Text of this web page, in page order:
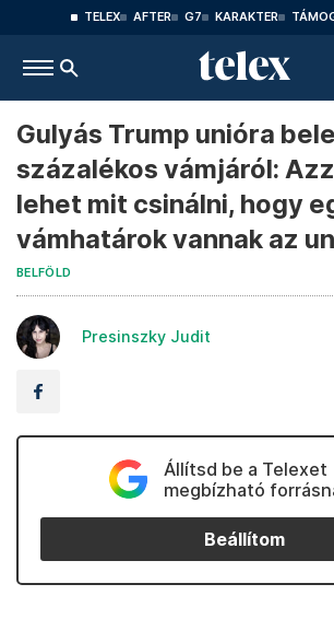
TELEX AFTER G7 KARAKTER
Gulyás Trump unióra
százalékos vámjáról:
lehet mit csinálni, hogy
vámhatárok vannak az
BELFÖLD
Presinszky Judit
Állítsd be a Telexet
megbízható
Beállítom